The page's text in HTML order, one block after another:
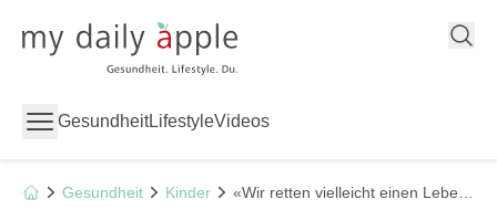
My Daily Apple
GesundheitLifestyleVideos
Gesundheit Kinder